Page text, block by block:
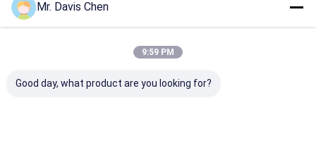
Mr. Davis Chen
9:59 PM
Good day, what product are you looking for?